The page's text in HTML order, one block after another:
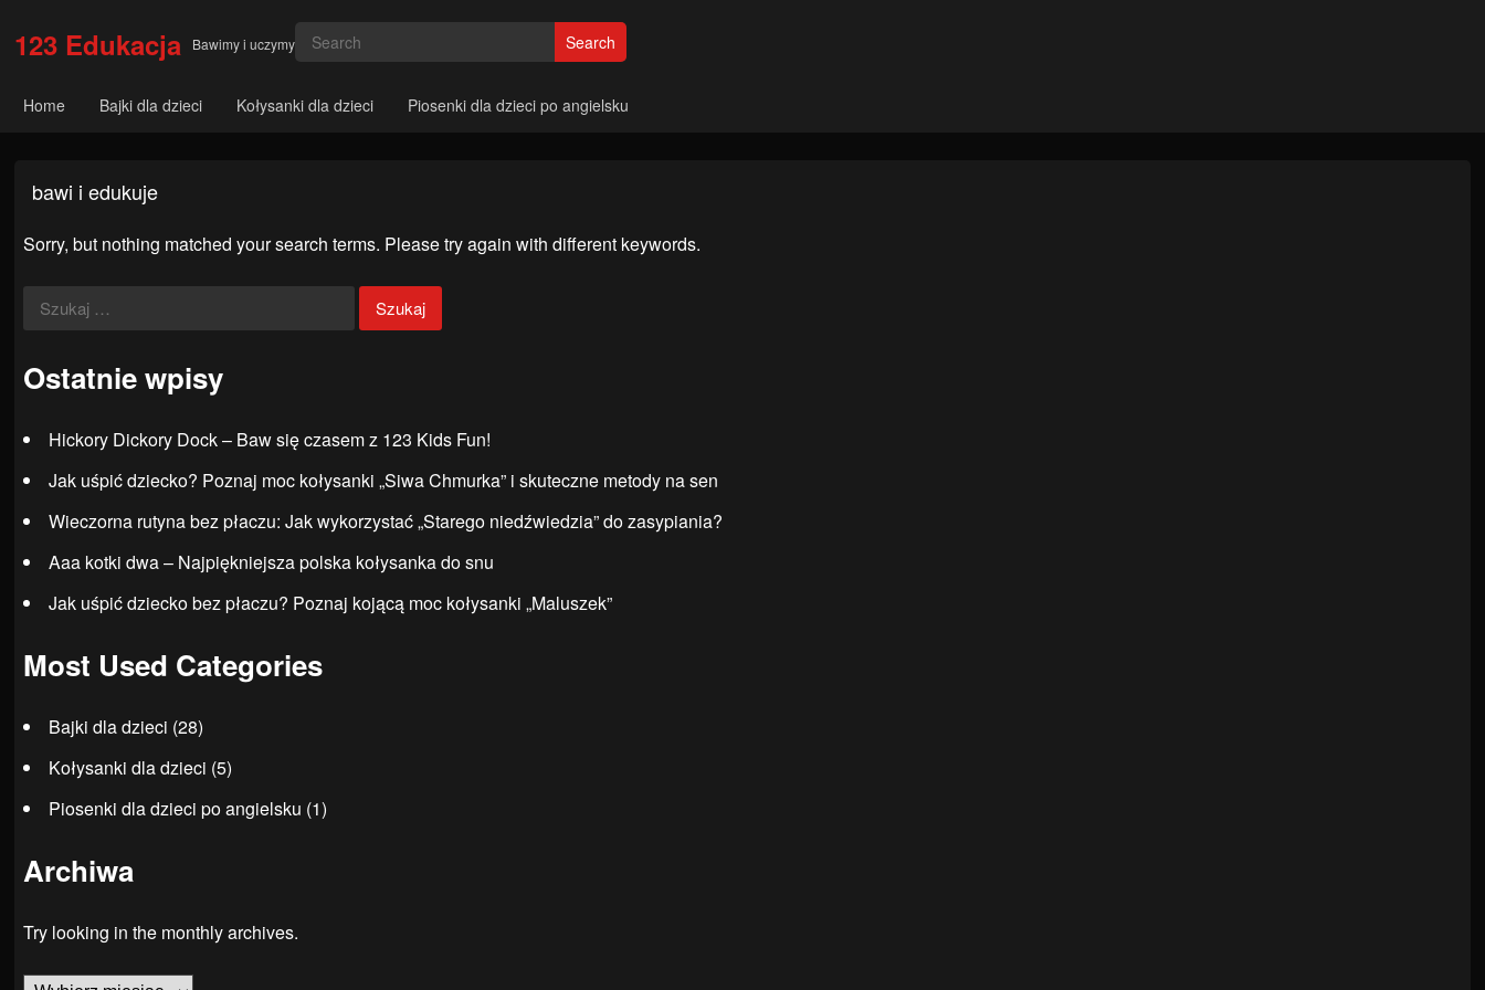
123 Edukacja Bawimy i uczymy Search
Home Bajki dla dzieci Kołysanki dla dzieci Piosenki dla dzieci po angielsku
bawi i edukuje
Sorry, but nothing matched your search terms. Please try again with different keywords.
Szukaj:
Ostatnie wpisy
Hickory Dickory Dock – Baw się czasem z 123 Kids Fun!
Jak uśpić dziecko? Poznaj moc kołysanki „Siwa Chmurka” i skuteczne metody na sen
Wieczorna rutyna bez płaczu: Jak wykorzystać „Starego niedźwiedzia” do zasypiania?
Aaa kotki dwa – Najpiękniejsza polska kołysanka do snu
Jak uśpić dziecko bez płaczu? Poznaj kojącą moc kołysanki „Maluszek”
Most Used Categories
Bajki dla dzieci (28)
Kołysanki dla dzieci (5)
Piosenki dla dzieci po angielsku (1)
Archiwa
Try looking in the monthly archives.